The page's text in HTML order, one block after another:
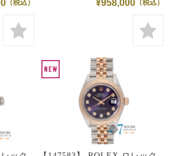
¥958,000